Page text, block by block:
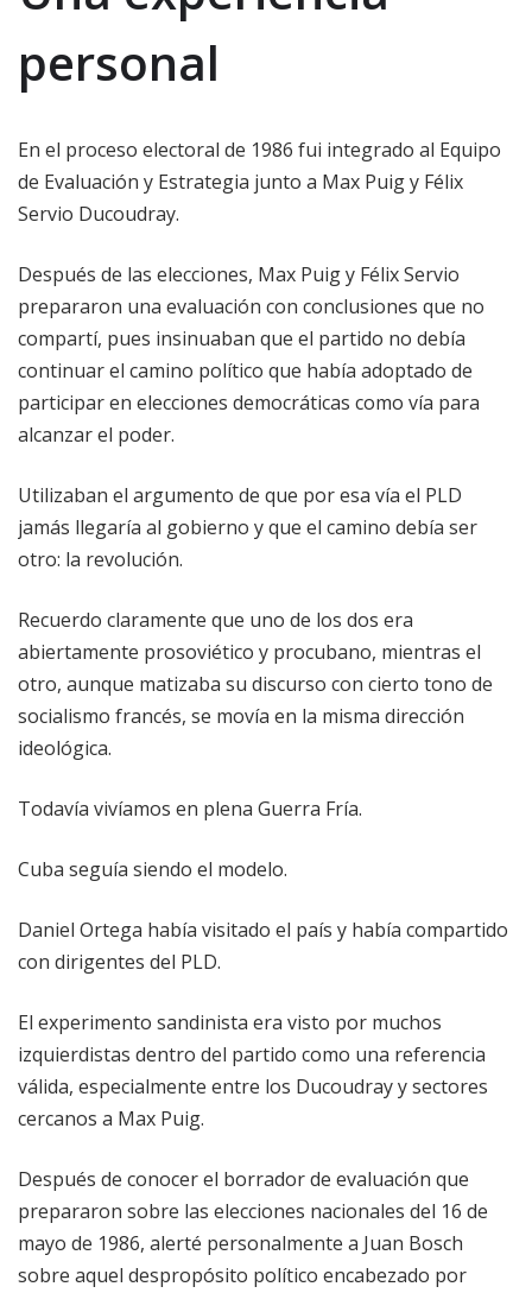
personal
En el proceso electoral de 1986 fui integrado al Equipo
de Evaluación y Estrategia junto a Max Puig y Félix
Servio Ducoudray.
Después de las elecciones, Max Puig y Félix Servio
prepararon una evaluación con conclusiones que no
compartí, pues insinuaban que el partido no debía
continuar el camino político que había adoptado de
participar en elecciones democráticas como vía para
alcanzar el poder.
Utilizaban el argumento de que por esa vía el PLD
jamás llegaría al gobierno y que el camino debía ser
otro: la revolución.
Recuerdo claramente que uno de los dos era
abiertamente prosoviético y procubano, mientras el
otro, aunque matizaba su discurso con cierto tono de
socialismo francés, se movía en la misma dirección
ideológica.
Todavía vivíamos en plena Guerra Fría.
Cuba seguía siendo el modelo.
Daniel Ortega había visitado el país y había compartido
con dirigentes del PLD.
El experimento sandinista era visto por muchos
izquierdistas dentro del partido como una referencia
válida, especialmente entre los Ducoudray y sectores
cercanos a Max Puig.
Después de conocer el borrador de evaluación que
prepararon sobre las elecciones nacionales del 16 de
mayo de 1986, alerté personalmente a Juan Bosch
sobre aquel despropósito político encabezado por